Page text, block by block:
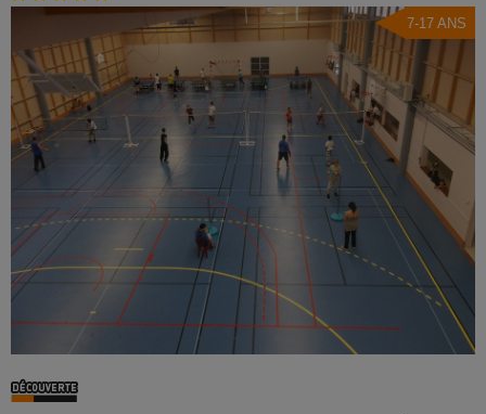
7-17 ANS